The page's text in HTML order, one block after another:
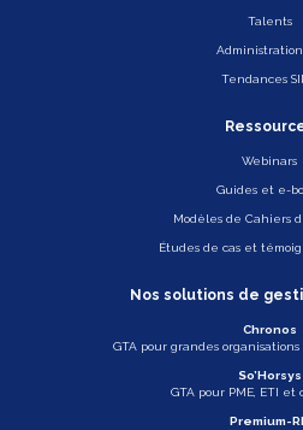
Talents
Administration
Tendances
Webinars
Guides et e-
Modèles de Cahiers
Études de cas et
Nos solutions de
Chronos
GTA pour grandes
So’Horsys
GTA pour PME, ETI et
Premium-